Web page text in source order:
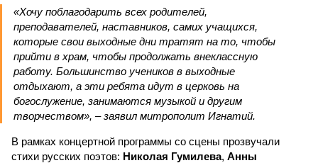
«Хочу поблагодарить всех родителей,
преподавателей, наставников, самих учащихся,
которые свои выходные дни тратят на то, чтобы
прийти в храм, чтобы продолжать внеклассную
работу. Большинство учеников в выходные
отдыхают, а эти ребята идут в церковь на
богослужение, занимаются музыкой и другим
творчеством», – заявил митрополит Игнатий.
В рамках концертной программы со сцены прозвучали
стихи русских поэтов: Николая Гумилева, Анны